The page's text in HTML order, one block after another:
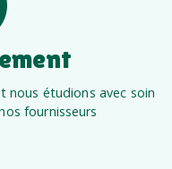
étudions avec soin
fournisseurs